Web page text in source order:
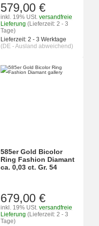
579,00 €
inkl. 19% USt. versandfreie
Lieferung (Lieferzeit: 2 - 3
Tage)
Lieferzeit: 2 - 3 Werktage
(DE - Ausland abweichend)
585er Gold Bicolor
Ring Fashion Diamant
ca. 0,03 ct. Gr. 54
679,00 €
inkl. 19% USt. versandfreie
Lieferung (Lieferzeit: 2 - 3
Tage)